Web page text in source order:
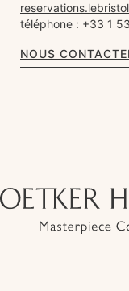
téléphone : +33 1
NOUS